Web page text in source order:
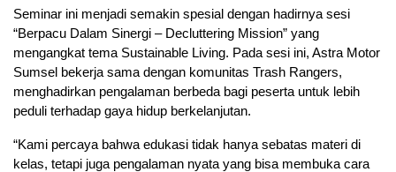
Seminar ini menjadi semakin spesial dengan hadirnya sesi
“Berpacu Dalam Sinergi – Decluttering Mission” yang
mengangkat tema Sustainable Living. Pada sesi ini, Astra Motor
Sumsel bekerja sama dengan komunitas Trash Rangers,
menghadirkan pengalaman berbeda bagi peserta untuk lebih
peduli terhadap gaya hidup berkelanjutan.
“Kami percaya bahwa edukasi tidak hanya sebatas materi di
kelas, tetapi juga pengalaman nyata yang bisa membuka cara